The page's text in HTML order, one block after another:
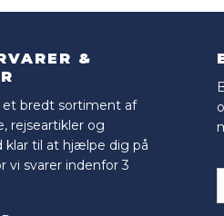
&
bredt sortiment af
rejseartikler og
klar til at hjælpe dig på
vi svarer indenfor 3